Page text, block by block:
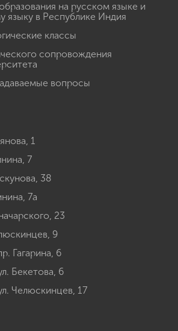
на русском языке и
языку в Республике Индия
классы
сопровождения
вопросы
1
7
38
7а
23
9
Гагарина, 6
Бекетова, 6
Челюскинцев, 17